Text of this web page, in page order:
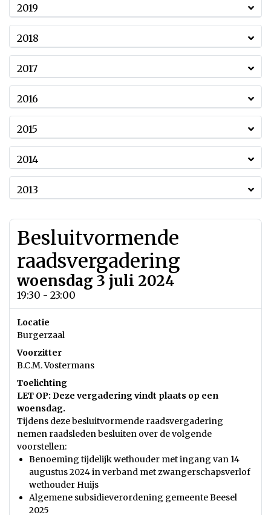
2019
2018
2017
2016
2015
2014
2013
Besluitvormende
raadsvergadering
woensdag 3 juli 2024
19:30 - 23:00
Locatie
Burgerzaal
Voorzitter
B.C.M. Vostermans
Toelichting
LET OP: Deze vergadering vindt plaats op een
woensdag.
Tijdens deze besluitvormende raadsvergadering
nemen raadsleden besluiten over de volgende
voorstellen:
Benoeming tijdelijk wethouder met ingang van 14
augustus 2024 in verband met zwangerschapsverlof
wethouder Huijs
Algemene subsidieverordening gemeente Beesel
2025